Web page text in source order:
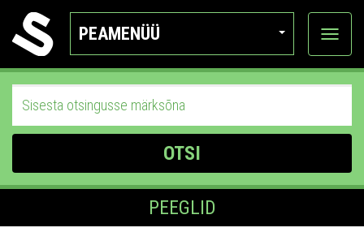
PEAMENÜÜ
Ava
OTSI
PEEGLID